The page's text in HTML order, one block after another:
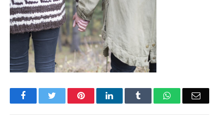
FacebookTwitter PinterestLinkedIn Tumblr WhatsApp